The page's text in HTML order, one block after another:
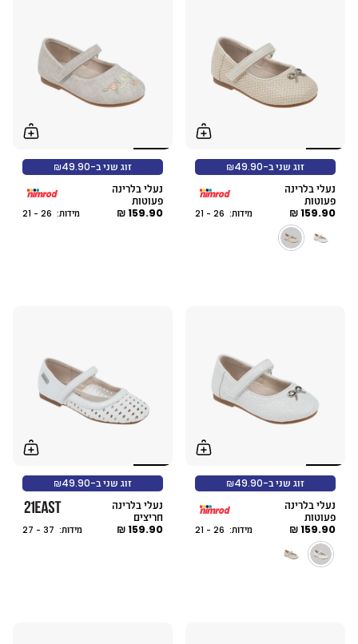
זוג שני ב-₪49.90
נעלי בלרינה
פעוטות
159.90 ₪
מידות: 26 - 21
זוג שני ב-₪49.90
נעלי בלרינה
פעוטות
159.90 ₪
מידות: 26 - 21
זוג שני ב-₪49.90
נעלי בלרינה
פעוטות
159.90 ₪
מידות: 26 - 21
זוג שני ב-₪49.90
נעלי בלרינה
חריצים
159.90 ₪
מידות: 37 - 27